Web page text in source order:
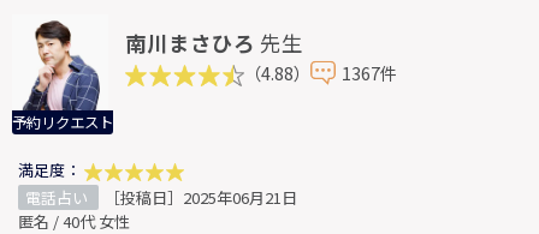
予約リクエスト
南川まさひろ 先生
（4.88） 1367件
満足度：
電話占い
［投稿日］2025年06月21日
匿名 / 40代 女性